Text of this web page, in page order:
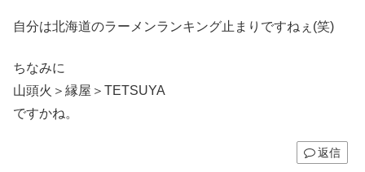
自分は北海道のラーメンランキング止まりですねぇ(笑)
ちなみに
山頭火＞縁屋＞TETSUYA
ですかね。
返信